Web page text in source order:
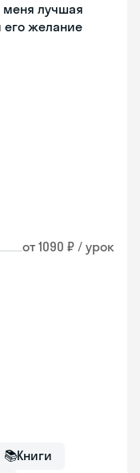
меня лучшая
его желание
от 1090 ₽ / урок
📚Книги